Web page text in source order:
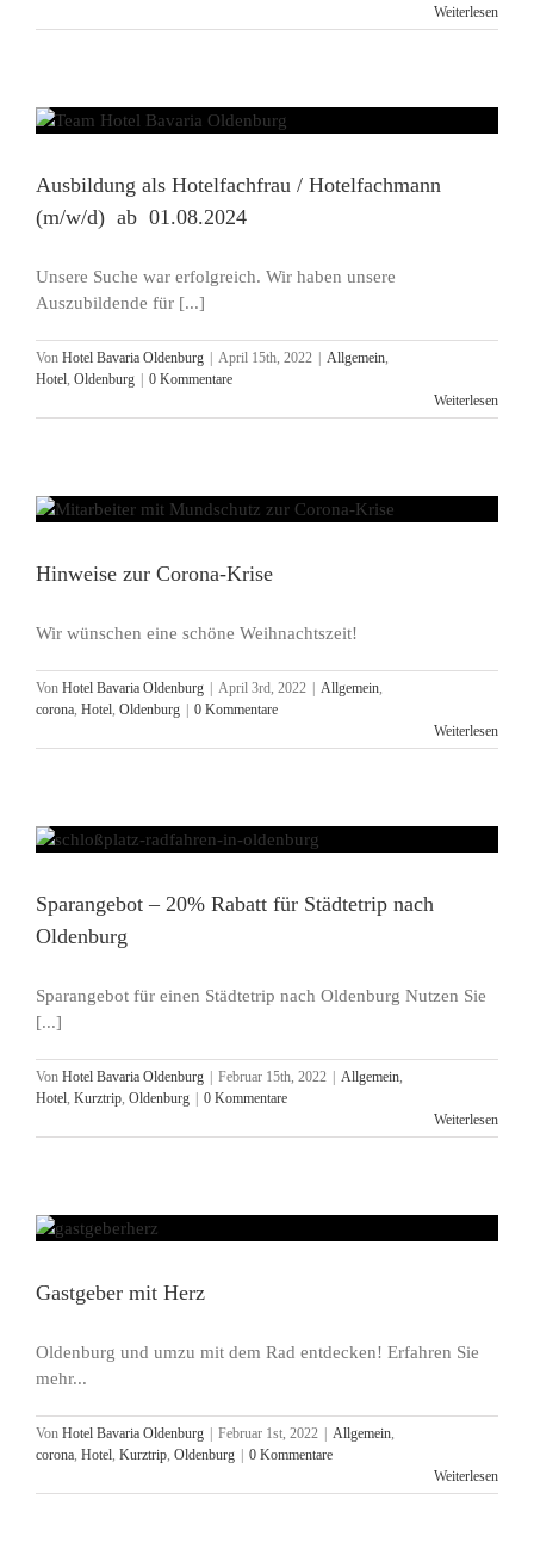
Weiterlesen
Ausbildung als Hotelfachfrau / Hotelfachmann
(m/w/d) ab 01.08.2024
Unsere Suche war erfolgreich. Wir haben unsere
Auszubildende für [...]
Von Hotel Bavaria Oldenburg April 15th, 2022 Allgemein,
Hotel, Oldenburg
0 Kommentare
Weiterlesen
Hinweise zur Corona-Krise
Wir wünschen eine schöne Weihnachtszeit!
Von Hotel Bavaria Oldenburg April 3rd, 2022 Allgemein,
corona, Hotel, Oldenburg
0 Kommentare
Weiterlesen
Sparangebot – 20% Rabatt für Städtetrip nach
Oldenburg
Sparangebot für einen Städtetrip nach Oldenburg Nutzen Sie
[...]
Von Hotel Bavaria Oldenburg Februar 15th, 2022 Allgemein,
Hotel, Kurztrip, Oldenburg
0 Kommentare
Weiterlesen
Gastgeber mit Herz
Oldenburg und umzu mit dem Rad entdecken! Erfahren Sie
mehr...
Von Hotel Bavaria Oldenburg Februar 1st, 2022 Allgemein,
corona, Hotel, Kurztrip, Oldenburg
0 Kommentare
Weiterlesen